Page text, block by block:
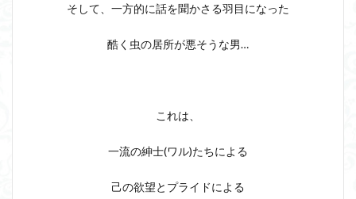
そして、一方的に話を聞かさる羽目になった
酷く虫の居所が悪そうな男…
これは、
一流の紳士(ワル)たちによる
己の欲望とプライドによる